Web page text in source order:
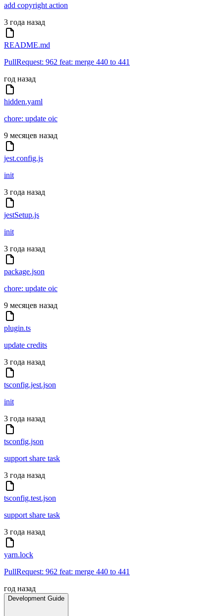
add copyright action
3 года назад
README.md
PullRequest: 962 feat: merge 440 to 441
год назад
hidden.yaml
chore: update oic
9 месяцев назад
jest.config.js
init
3 года назад
jestSetup.js
init
3 года назад
package.json
chore: update oic
9 месяцев назад
plugin.ts
update credits
3 года назад
tsconfig.jest.json
init
3 года назад
tsconfig.json
support share task
3 года назад
tsconfig.test.json
support share task
3 года назад
yarn.lock
PullRequest: 962 feat: merge 440 to 441
год назад
Development Guide